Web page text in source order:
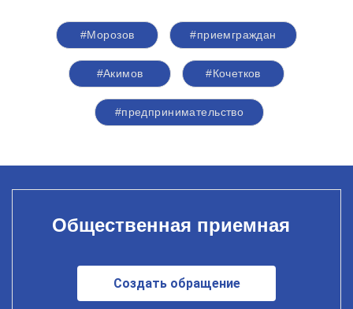
#Морозов #приемграждан
#Акимов #Кочетков
#предпринимательство
Общественная приемная
Создать обращение